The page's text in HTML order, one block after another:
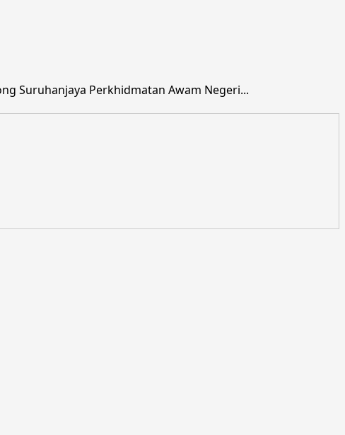
Suruhanjaya Perkhidmatan Awam Negeri...